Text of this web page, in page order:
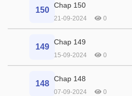
150
Chap 150
21-09-2024 0
149
Chap 149
15-09-2024 0
148
Chap 148
07-09-2024 0